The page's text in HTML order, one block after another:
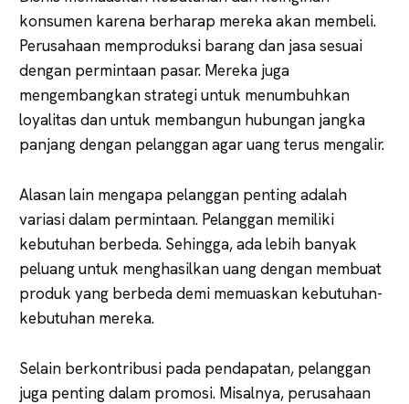
konsumen karena berharap mereka akan membeli.
Perusahaan memproduksi barang dan jasa sesuai
dengan permintaan pasar. Mereka juga
mengembangkan strategi untuk menumbuhkan
loyalitas dan untuk membangun hubungan jangka
panjang dengan pelanggan agar uang terus mengalir.
Alasan lain mengapa pelanggan penting adalah
variasi dalam permintaan. Pelanggan memiliki
kebutuhan berbeda. Sehingga, ada lebih banyak
peluang untuk menghasilkan uang dengan membuat
produk yang berbeda demi memuaskan kebutuhan-
kebutuhan mereka.
Selain berkontribusi pada pendapatan, pelanggan
juga penting dalam promosi. Misalnya, perusahaan